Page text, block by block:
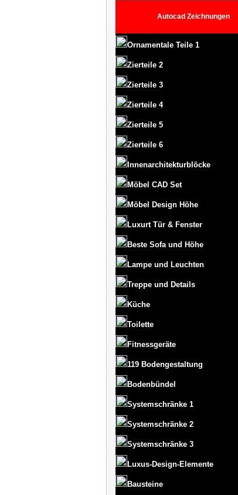
Autocad Zeichnungen
Ornamentale Teile 1
Zierteile 2
Zierteile 3
Zierteile 4
Zierteile 5
Zierteile 6
Innenarchitekturblöcke
Möbel CAD Set
Möbel Design Höhe
Luxurt Tür & Fenster
Beste Sofa und Höhe
Lampe und Leuchten
Treppe und Details
Küche
Toilette
Fitnessgeräte
119 Bodengestaltung
Bodenbündel
Systemschränke 1
Systemschränke 2
Systemschränke 3
Luxus-Design-Elemente
Bausteine